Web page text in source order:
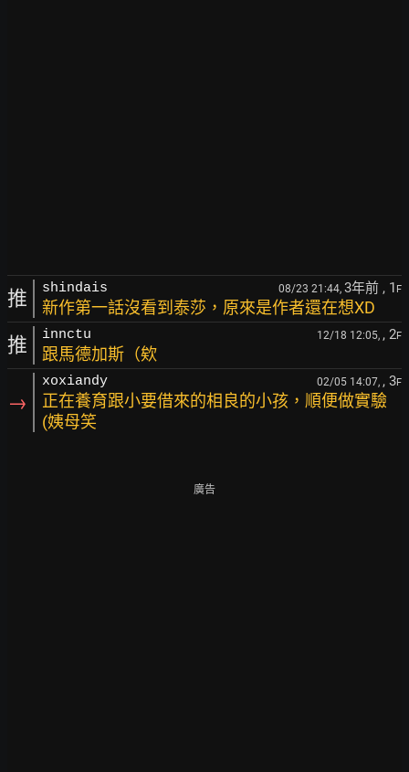
推 shindais 08/23 21:44, 3年前 , 1 F
新作第一話沒看到泰莎，原來是作者還在想XD
推 innctu 12/18 12:05, , 2F
跟馬德加斯（欸
→
xoxiandy 02/05 14:07, , 3F
正在養育跟小要借來的相良的小孩，順便做實驗
(姨母笑
廣告